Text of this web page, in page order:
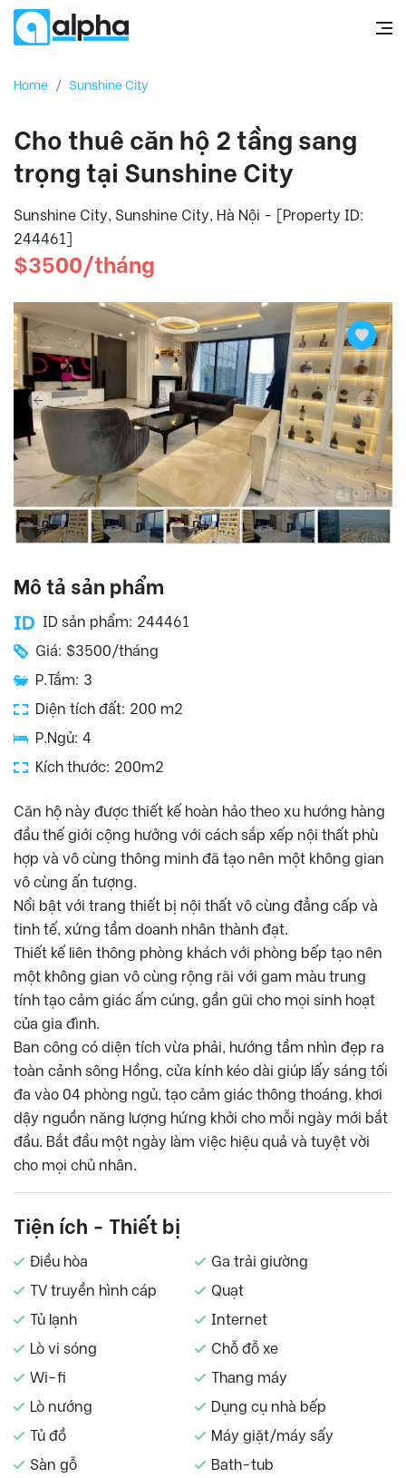
Home / Sunshine City
Cho thuê căn hộ 2 tầng sang
trọng tại Sunshine City
Sunshine City, Sunshine City, Hà Nội - [Property ID:
244461]
$3500/tháng
Mô tả sản phẩm
ID sản phẩm: 244461
Giá: $3500/tháng
P.Tắm: 3
Diện tích đất: 200 m2
P.Ngủ: 4
Kích thước: 200m2
Căn hộ này được thiết kế hoàn hảo theo xu hướng hàng
đầu thế giới cộng hưởng với cách sắp xếp nội thất phù
hợp và vô cùng thông minh đã tạo nên một không gian
vô cùng ấn tượng.
Nổi bật với trang thiết bị nội thất vô cùng đẳng cấp và
tinh tế, xứng tầm doanh nhân thành đạt.
Thiết kế liên thông phòng khách với phòng bếp tạo nên
một không gian vô cùng rộng rãi với gam màu trung
tính tạo cảm giác ấm cúng, gần gũi cho mọi sinh hoạt
của gia đình.
Ban công có diện tích vừa phải, hướng tầm nhìn đẹp ra
toàn cảnh sông Hồng, cửa kính kéo dài giúp lấy sáng tối
đa vào 04 phòng ngủ, tạo cảm giác thông thoáng, khơi
dậy nguồn năng lượng hứng khởi cho mỗi ngày mới bắt
đầu. Bắt đầu một ngày làm việc hiệu quả và tuyệt vời
cho mọi chủ nhân.
Tiện ích - Thiết bị
Điều hòa
Ga trải giường
TV truyền hình cáp
Quạt
Tủ lạnh
Internet
Lò vi sóng
Chỗ đỗ xe
Wi-fi
Thang máy
Lò nướng
Dụng cụ nhà bếp
Tủ đồ
Máy giặt/máy sấy
Sàn gỗ
Bath-tub